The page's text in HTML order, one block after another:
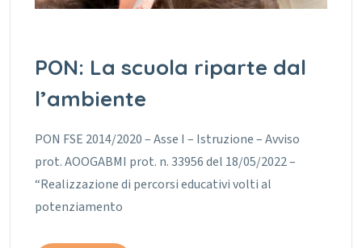
PON: La scuola riparte dal
l’ambiente
PON FSE 2014/2020 – Asse I – Istruzione – Avviso
prot. AOOGABMI prot. n. 33956 del 18/05/2022 –
“Realizzazione di percorsi educativi volti al
potenziamento